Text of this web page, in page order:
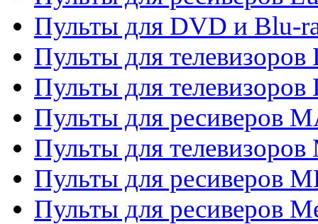
Пульты для DVD и Blu-
Пульты для телевизоров
Пульты для телевизоров
Пульты для ресиверов
Пульты для телевизоров
Пульты для ресиверов
Пульты для ресиверов